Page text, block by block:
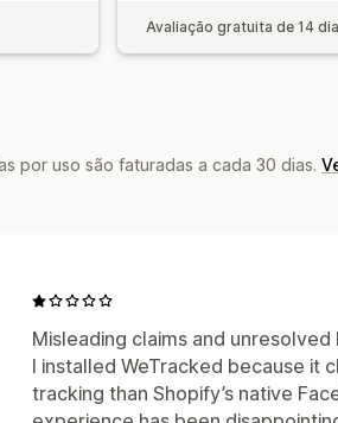
Avaliação gratuita de 14
por uso são faturadas a cada 30 dias.
Misleading claims and
I installed WeTracked because it
tracking than Shopify’s native